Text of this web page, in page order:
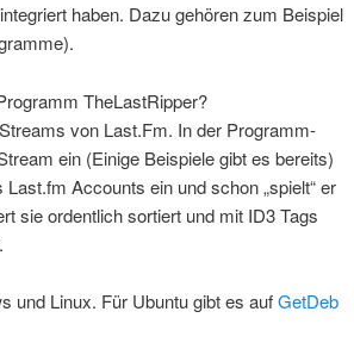
haben. Dazu gehören zum Beispiel
TheLastRipper?
von Last.Fm. In der Programm-
ein (Einige Beispiele gibt es bereits)
Accounts ein und schon „spielt“ er
sie ordentlich sortiert und mit ID3 Tags
und Linux. Für Ubuntu gibt es aufGetDeb